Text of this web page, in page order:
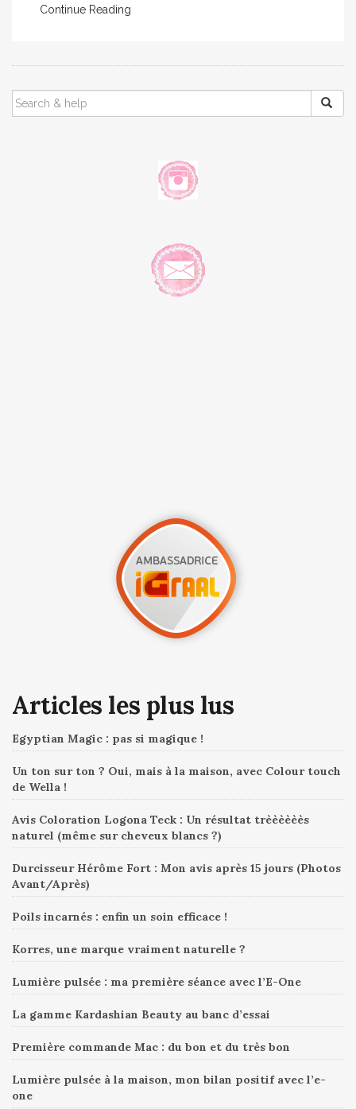
Continue Reading
SEARCH
FOR:
Articles les plus lus
Egyptian Magic : pas si magique !
Un ton sur ton ? Oui, mais à la maison, avec Colour touch
de Wella !
Avis Coloration Logona Teck : Un résultat trèèèèèès
naturel (même sur cheveux blancs ?)
Durcisseur Hérôme Fort : Mon avis après 15 jours (Photos
Avant/Après)
Poils incarnés : enfin un soin efficace !
Korres, une marque vraiment naturelle ?
Lumière pulsée : ma première séance avec l’E-One
La gamme Kardashian Beauty au banc d’essai
Première commande Mac : du bon et du très bon
Lumière pulsée à la maison, mon bilan positif avec l’e-
one